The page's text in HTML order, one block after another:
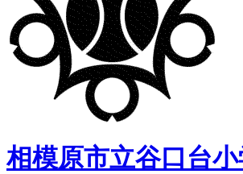
相模原市立谷口台